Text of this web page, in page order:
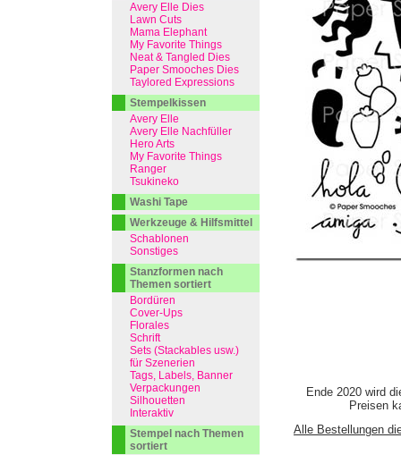
Ende 2020 wird
Preisen
Alle Bestellungen
Avery Elle Dies
Lawn Cuts
Mama Elephant
My Favorite Things
Neat & Tangled Dies
Paper Smooches Dies
Taylored Expressions
Stempelkissen
Avery Elle
Avery Elle Nachfüller
Hero Arts
My Favorite Things
Ranger
Tsukineko
Washi Tape
Werkzeuge & Hilfsmittel
Schablonen
Sonstiges
Stanzformen nach
Themen sortiert
Bordüren
Cover-Ups
Florales
Schrift
Sets (Stackables usw.)
für Szenerien
Tags, Labels, Banner
Verpackungen
Silhouetten
Interaktiv
Stempel nach Themen
sortiert